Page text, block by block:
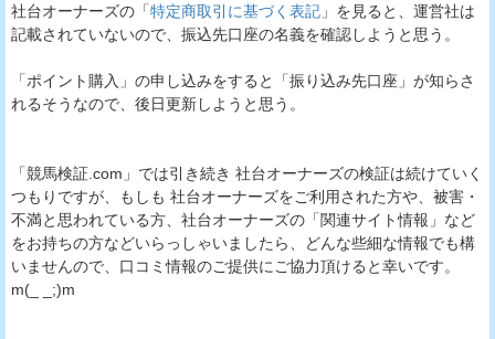
社台オーナーズの「特定商取引に基づく表記 」を見ると、運営社は
記載されていないので、振込先口座の名義を確認しようと思う。
「ポイント購入」の申し込みをすると「振り込み先口座」が知らさ
れるそうなので、後日更新しようと思う。
「競馬検証.com」では引き続き 社台オーナーズの検証は続けていく
つもりですが、もしも 社台オーナーズをご利用された方や、被害・
不満と思われている方、社台オーナーズの「関連サイト情報」など
をお持ちの方などいらっしゃいましたら、どんな些細な情報でも構
いませんので、口コミ情報のご提供にご協力頂けると幸いです。
m(_ _;)m